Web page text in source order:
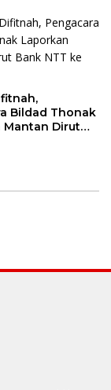
Bildad Thonak
Mantan Dirut